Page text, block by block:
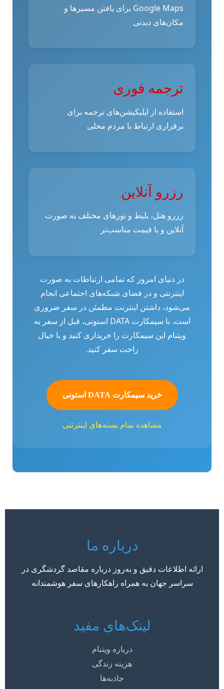
Google Maps برای یافتن مسیرها و
مکان‌های دیدنی
ترجمه فوری
استفاده از اپلیکیشن‌های ترجمه برای
برقراری ارتباط با مردم محلی
رزرو آنلاین
رزرو هتل، بلیط و تورهای مختلف به صورت
آنلاین و با قیمت مناسب‌تر
در دنیای امروز که تمامی ارتباطات به صورت
اینترنتی و در فضای شبکه‌های اجتماعی انجام
می‌شود، داشتن اینترنت مطمئن در سفر ضروری
است. با سیمکارت DATA استونی، قبل از سفر به
ویتنام این سیمکارت را خریداری کنید و با خیال
راحت سفر کنید.
خرید سیمکارت DATA استونی
مشاهده تمام بسته‌های اینترنتی
درباره ما
ارائه اطلاعات دقیق و به‌روز درباره مقاصد گردشگری در
سراسر جهان به همراه راهکارهای سفر هوشمندانه
لینک‌های مفید
درباره ویتنام
هزینه زندگی
جاذبه‌ها